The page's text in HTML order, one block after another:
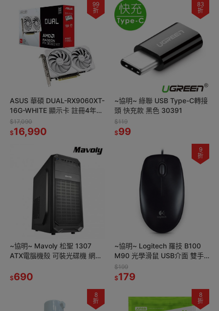
99
折
ASUS 華碩 DUAL-RX9060XT-
16G-WHITE 顯示卡 註冊4年保
固
$17,090
$16,990
83
折
~協明~ 綠聯 USB Type-C轉接
頭 快充款 黑色 30391
$119
$99
~協明~ Mavoly 松聖 1307
ATX電腦機殼 可裝光碟機 網狀
$690
9
折
~協明~ Logitech 羅技 B100
M90 光學滑鼠 USB介面 雙手
適用的舒適設計 800 dpi
$199
$179
8
折
8
折